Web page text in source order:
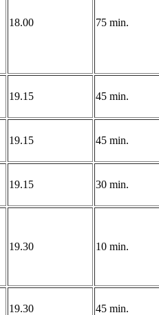
18.00 75 min.
19.15 45 min.
19.15 45 min.
19.15 30 min.
19.30 10 min.
19.30 45 min.